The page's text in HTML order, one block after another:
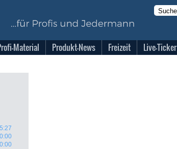
Material Produkt-News Freizeit Live-Ticker
0:00
0:00